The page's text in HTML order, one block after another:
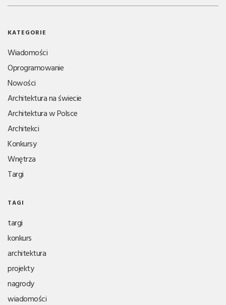
KATEGORIE
Wiadomości
Oprogramowanie
Nowości
Architektura na świecie
Architektura w Polsce
Architekci
Konkursy
Wnętrza
Targi
TAGI
targi
konkurs
architektura
projekty
nagrody
wiadomości